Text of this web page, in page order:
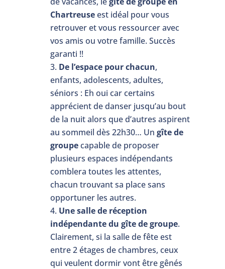
Chartreuseest idéal pour vous
retrouver et vous ressourcer avec
vos amis ou votre famille. Succès
garanti !!
De l’espace pour chacun,
enfants, adolescents, adultes,
séniors : Eh oui car certains
apprécient de danser jusqu’au bout
de la nuit alors que d’autres aspirent
au sommeil dès 22h30… Un gîte de
groupecapable de proposer
plusieurs espaces indépendants
comblera toutes les attentes,
chacun trouvant sa place sans
opportuner les autres.
Une salle de réception
indépendante du gîte de groupe.
Clairement, si la salle de fête est
entre 2 étages de chambres, ceux
qui veulent dormir vont être gênés